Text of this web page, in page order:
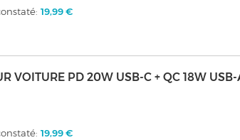
19,99 €
VOITURE PD 20W USB-C + QC 18W
19,99 €